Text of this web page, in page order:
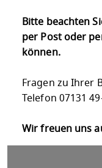
Bitte beachten
per Post oder
können.
Fragen zu Ihrer
Telefon 07131
Wir freuen uns